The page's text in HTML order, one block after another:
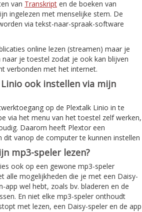
van Transkript en de boeken van
ingelezen met menselijke stem. De
via tekst-naar-spraak-software
online lezen (streamen) maar je
je toestel zodat je ook kan blijven
verbonden met het internet.
ook instellen via mijn
op de Plextalk Linio in te
via het menu van het toestel zelf werken,
Daarom heeft Plextor een
dit vanop de computer te kunnen instellen
mp3-speler lezen?
ook op een gewone mp3-speler
alle mogelijkheden die je met een Daisy-
app wel hebt, zoals bv. bladeren en de
En niet elke mp3-speler onthoudt
met lezen, een Daisy-speler en de app